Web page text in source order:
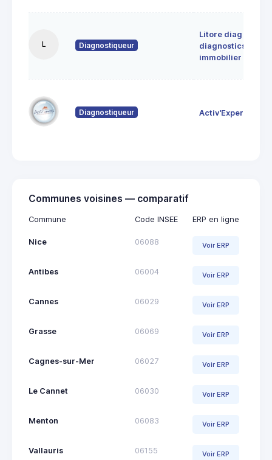
L Diagnostiqueur
Litore diag
diagnostics
immobilier
Diagnostiqueur Activ'Expertise
Communes voisines — comparatif
Commune Code INSEE ERP en ligne
Nice 06088 Voir ERP
Antibes 06004 Voir ERP
Cannes 06029 Voir ERP
Grasse 06069 Voir ERP
Cagnes-sur-Mer 06027 Voir ERP
Le Cannet 06030 Voir ERP
Menton 06083 Voir ERP
Vallauris 06155 Voir ERP